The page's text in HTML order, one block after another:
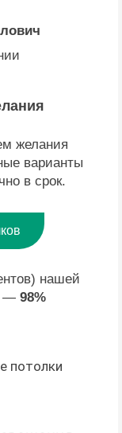
желания
варианты
в срок.
нашей
— 98%